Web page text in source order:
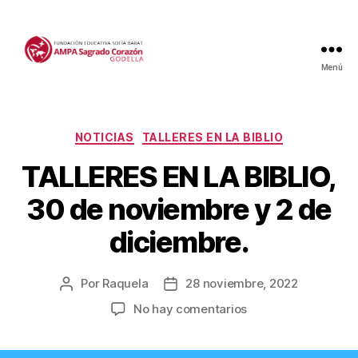
Menú
Categorías
NOTICIAS TALLERES EN LA BIBLIO
TALLERES EN LA BIBLIO,
30 de noviembre y 2 de
diciembre.
Autor
Por Raquela
Fecha
la
28 noviembre, 2022
No hay comentariosen